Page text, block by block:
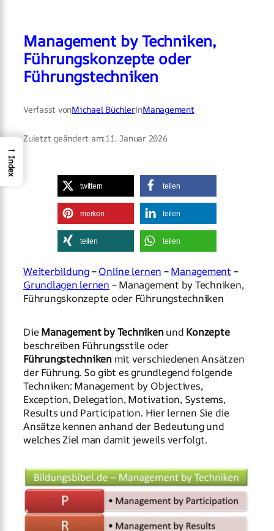
Management by Techniken,
Führungskonzepte oder
Führungstechniken
Verfasst vonMichael BüchlerinManagement
Zuletzt geändert am:11. Januar 2026
twittern teilen
merken teilen
teilen teilen
Weiterbildung–Online lernen –Management –
Grundlagen lernen – Management by Techniken,
Führungskonzepte oder Führungstechniken
Die Management by Technikenund Konzepte
beschreiben Führungsstile oder
Führungstechnikenmit verschiedenen Ansätzen
der Führung. So gibt es grundlegend folgende
Techniken: Management by Objectives,
Exception, Delegation, Motivation, Systems,
Results und Participation. Hier lernen Sie die
Ansätze kennen anhand der Bedeutung und
welches Ziel man damit jeweils verfolgt.
→
Index